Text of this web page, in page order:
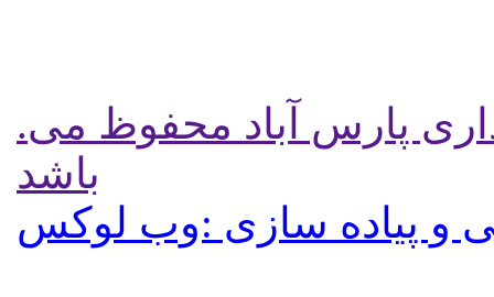
.تمامی حقوق برای پایگاه شهرداری پارس آباد محفوظ می
باشد
و پیاده سازی :وب لوکس